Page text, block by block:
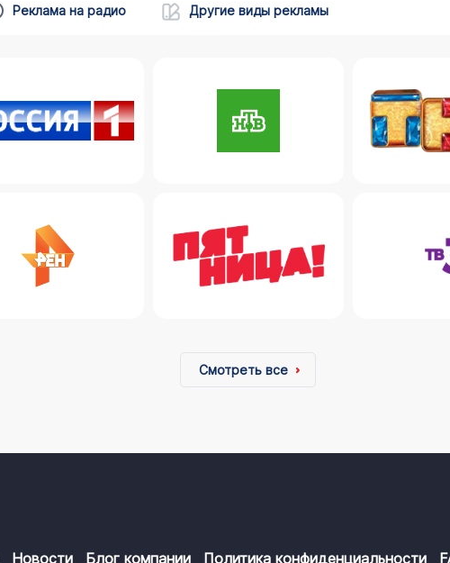
Реклама на радио Другие виды рекламы
Смотреть все
Новости Блог компании Политика конфиденциальности